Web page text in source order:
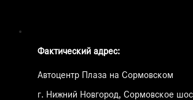
Фактический адрес:
Автоцентр Плаза на Сормовском
г. Нижний Новгород, Сормовское